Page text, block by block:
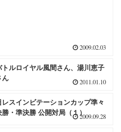
2009.02.03
トルロイヤル風間さん、湯川恵子
ん
2011.01.10
レスインビテーションカップ準々
勝・準決勝 公開対局（１）2009.09.28